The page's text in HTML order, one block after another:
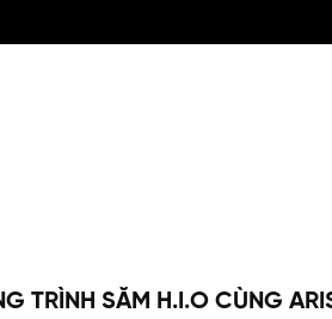
TRÌNH SĂM H.I.O CÙNG